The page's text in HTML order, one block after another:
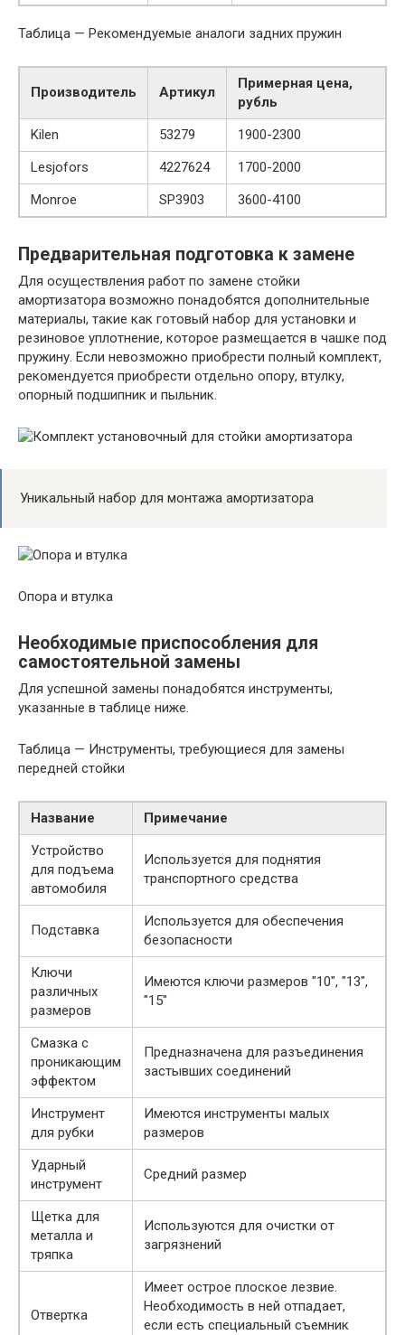
Таблица — Рекомендуемые аналоги задних пружин
Производитель Артикул
Примерная цена,
рубль
Kilen
53279
1900-2300
Lesjofors
4227624
1700-2000
Monroe
SP3903 3600-4100
Предварительная подготовка к замене
Для осуществления работ по замене стойки
амортизатора возможно понадобятся дополнительные
материалы, такие как готовый набор для установки и
резиновое уплотнение, которое размещается в чашке под
пружину. Если невозможно приобрести полный комплект,
рекомендуется приобрести отдельно опору, втулку,
опорный подшипник и пыльник.
Уникальный набор для монтажа амортизатора
Опора и втулка
Необходимые приспособления для
самостоятельной замены
Для успешной замены понадобятся инструменты,
указанные в таблице ниже.
Таблица — Инструменты, требующиеся для замены
передней стойки
Название
Примечание
Устройство
для подъема
автомобиля
Используется для поднятия
транспортного средства
Подставка
Используется для обеспечения
безопасности
Ключи
различных
размеров
Имеются ключи размеров "10", "13",
"15"
Смазка с
проникающим
эффектом
Предназначена для разъединения
застывших соединений
Инструмент
для рубки
Имеются инструменты малых
размеров
Ударный
инструмент
Средний размер
Щетка для
металла и
тряпка
Используются для очистки от
загрязнений
Отвертка
Имеет острое плоское лезвие.
Необходимость в ней отпадает,
если есть специальный съемник